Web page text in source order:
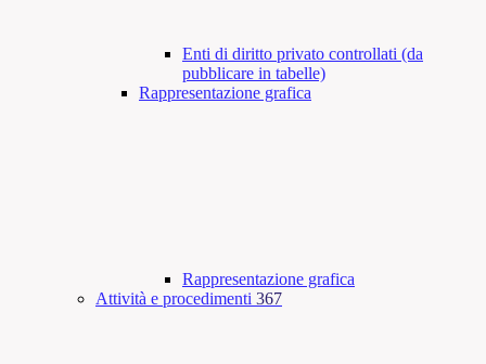
Enti di diritto privato controllati (da
pubblicare in tabelle)
Rappresentazione grafica
Rappresentazione grafica
Attività e procedimenti 367